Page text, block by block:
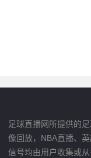
足球直播网所提供的
像回放，NBA直播、
信号均由用户收集或